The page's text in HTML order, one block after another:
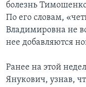
болезнь
По его словам,
Владимировна не
нее добавляются
Ранее на этой
Янукович, узнав,